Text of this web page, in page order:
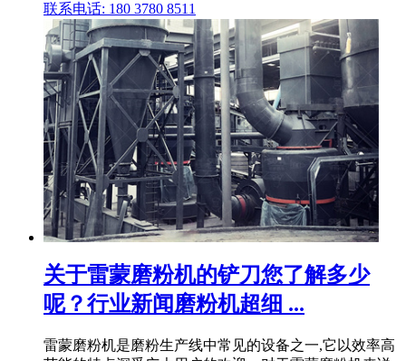
联系电话: 180 3780 8511
关于雷蒙磨粉机的铲刀您了解多少
呢？行业新闻磨粉机超细 ...
雷蒙磨粉机是磨粉生产线中常见的设备之一,它以效率高